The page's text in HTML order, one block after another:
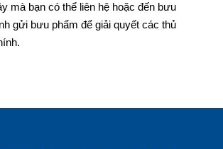
mà bạn có thể liên hệ hoặc đến bưu
gửi bưu phẩm để giải quyết các thủ